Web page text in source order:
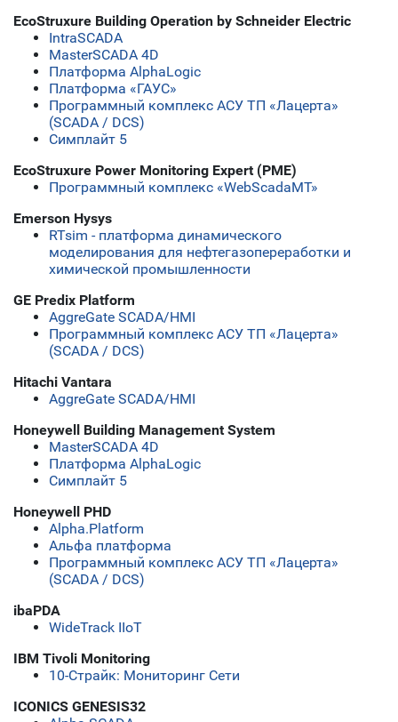
EcoStruxure Building Operation by Schneider Electric
IntraSCADA
MasterSCADA 4D
Платформа AlphaLogic
Платформа «ГАУС»
Программный комплекс АСУ ТП «Лацерта»
(SCADA / DCS)
Симплайт 5
EcoStruxure Power Monitoring Expert (PME)
Программный комплекс «WebScadaMT»
Emerson Hysys
RTsim - платформа динамического
моделирования для нефтегазопереработки и
химической промышленности
GE Predix Platform
AggreGate SCADA/HMI
Программный комплекс АСУ ТП «Лацерта»
(SCADA / DCS)
Hitachi Vantara
AggreGate SCADA/HMI
Honeywell Building Management System
MasterSCADA 4D
Платформа AlphaLogic
Симплайт 5
Honeywell PHD
Alpha.Platform
Альфа платформа
Программный комплекс АСУ ТП «Лацерта»
(SCADA / DCS)
ibaPDA
WideTrack IIoT
IBM Tivoli Monitoring
10-Страйк: Мониторинг Сети
ICONICS GENESIS32